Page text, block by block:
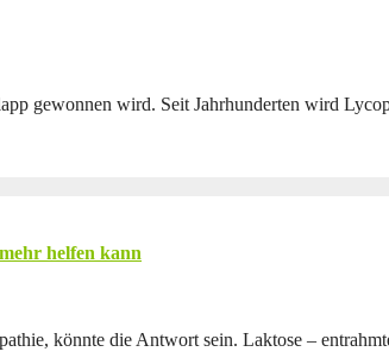
gewonnen wird. Seit Jahrhunderten wird
helfen kann
könnte die Antwort sein. Laktose –